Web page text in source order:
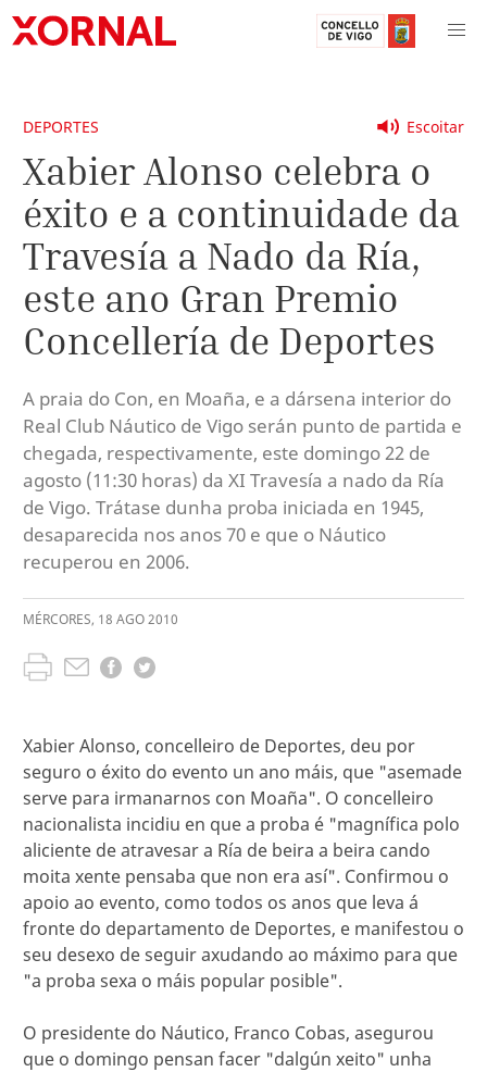
Escoitar
DEPORTES
Xabier Alonso celebra o
éxito e a continuidade da
Travesía a Nado da Ría,
este ano Gran Premio
Concellería de Deportes
A praia do Con, en Moaña, e a dársena interior do
Real Club Náutico de Vigo serán punto de partida e
chegada, respectivamente, este domingo 22 de
agosto (11:30 horas) da XI Travesía a nado da Ría
de Vigo. Trátase dunha proba iniciada en 1945,
desaparecida nos anos 70 e que o Náutico
recuperou en 2006.
MÉRCORES, 18 AGO2010
Xabier Alonso, concelleiro de Deportes, deu por
seguro o éxito do evento un ano máis, que "asemade
serve para irmanarnos con Moaña". O concelleiro
nacionalista incidiu en que a proba é "magnífica polo
aliciente de atravesar a Ría de beira a beira cando
moita xente pensaba que non era así". Confirmou o
apoio ao evento, como todos os anos que leva á
fronte do departamento de Deportes, e manifestou o
seu desexo de seguir axudando ao máximo para que
"a proba sexa o máis popular posible".
O presidente do Náutico, Franco Cobas, asegurou
que o domingo pensan facer "dalgún xeito" unha